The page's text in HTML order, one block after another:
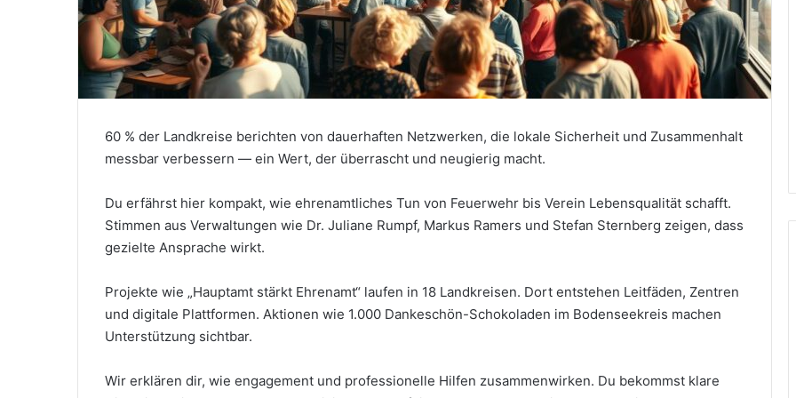
60 % der Landkreise berichten von dauerhaften Netzwerken, die lokale Sicherheit und Zusammenhalt
messbar verbessern — ein Wert, der überrascht und neugierig macht.
Du erfährst hier kompakt, wie ehrenamtliches Tun von Feuerwehr bis Verein Lebensqualität schafft.
Stimmen aus Verwaltungen wie Dr. Juliane Rumpf, Markus Ramers und Stefan Sternberg zeigen, dass
gezielte Ansprache wirkt.
Projekte wie „Hauptamt stärkt Ehrenamt“ laufen in 18 Landkreisen. Dort entstehen Leitfäden, Zentren
und digitale Plattformen. Aktionen wie 1.000 Dankeschön-Schokoladen im Bodenseekreis machen
Unterstützung sichtbar.
Wir erklären dir, wie engagement und professionelle Hilfen zusammenwirken. Du bekommst klare